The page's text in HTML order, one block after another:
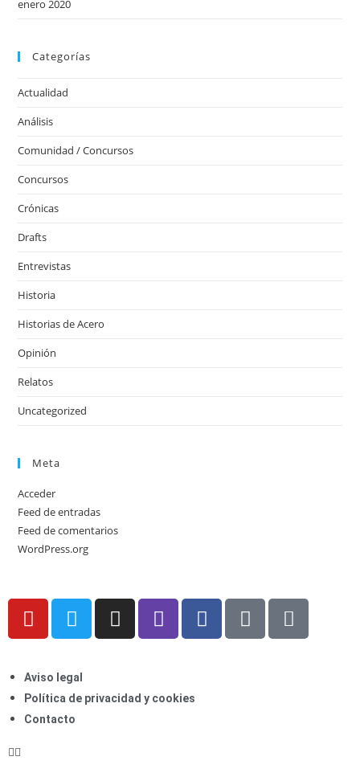
enero 2020
Categorías
Actualidad
Análisis
Comunidad / Concursos
Concursos
Crónicas
Drafts
Entrevistas
Historia
Historias de Acero
Opinión
Relatos
Uncategorized
Meta
Acceder
Feed de entradas
Feed de comentarios
WordPress.org
Aviso legal
Política de privacidad y cookies
Contacto